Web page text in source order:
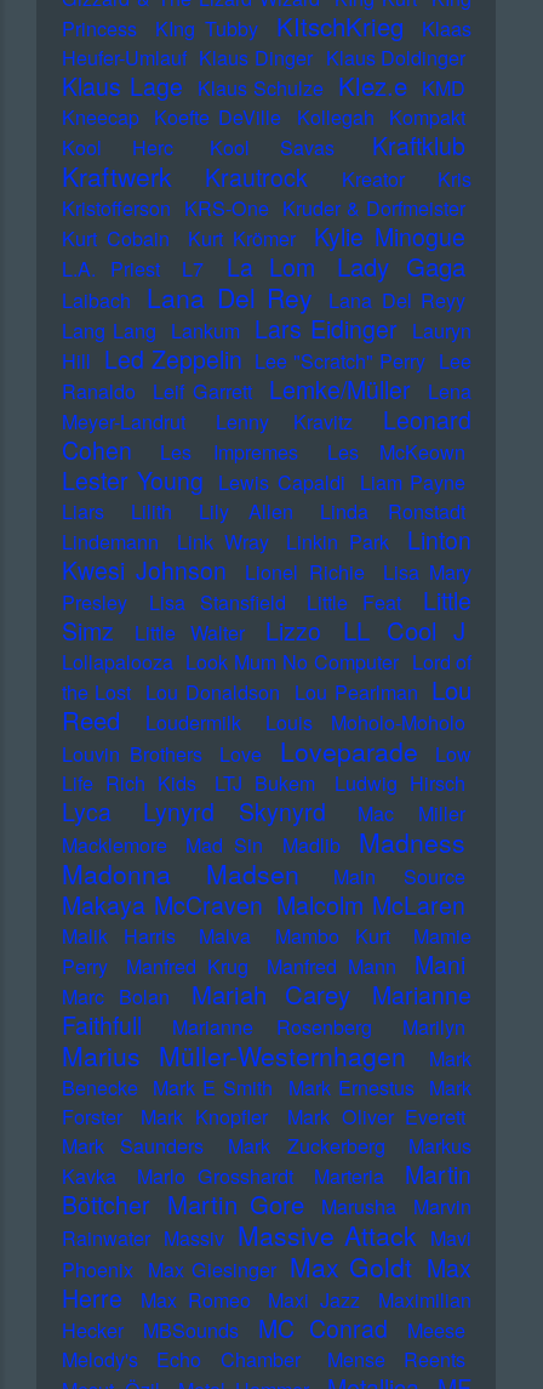
Princess
KIng Tubby KItschKrieg
Klaas
Heufer-Umlauf Klaus Dinger Klaus Doldinger
Klaus Lage Klaus Schulze Klez.e KMD
Kneecap Koefte DeVille Kollegah Kompakt
Kool Herc
Kool Savas Kraftklub
Kraftwerk Krautrock Kreator
Kris
Kristofferson KRS-One Kruder & Dorfmeister
Kurt Cobain
Kurt Krömer Kylie Minogue
L.A. Priest L7 La Lom Lady Gaga
Laibach Lana Del Rey
Lana Del Reyy
Lang Lang Lankum Lars Eidinger Lauryn
Hill Led Zeppelin Lee "Scratch" Perry Lee
Ranaldo
Leif Garrett Lemke/Müller
Lena
Meyer-Landrut
Lenny Kravitz
Leonard
Cohen
Les Impremes Les McKeown
Lester Young Lewis Capaldi Liam Payne
Liars
Lilith Lily Allen
Linda Ronstadt
Lindemann
Link Wray Linkin Park
Linton
Kwesi Johnson
Lionel Richie
Lisa Mary
Presley
Lisa Stansfield Little Feat
Little
Simz
Little Walter Lizzo LL Cool J
Lollapalooza Look Mum No Computer Lord of
the Lost Lou Donaldson Lou Pearlman Lou
Reed
Loudermilk
Louis Moholo-Moholo
Louvin Brothers
Love Loveparade
Low
Life Rich Kids
LTJ Bukem Ludwig Hirsch
Lyca Lynyrd Skynyrd
Mac Miller
Macklemore
Mad Sin Madlib
Madness
Madonna
Madsen Main Source
Makaya McCraven Malcolm McLaren
Malik Harris Malva Mambo Kurt
Mamie
Perry
Manfred Krug Manfred Mann Mani
Marc Bolan Mariah Carey
Marianne
Faithfull
Marianne Rosenberg Marilyn
Marius Müller-Westernhagen
Mark
Benecke Mark E Smith Mark Ernestus Mark
Forster
Mark Knopfler
Mark Oliver Everett
Mark Saunders
Mark Zuckerberg
Markus
Kavka
Marlo Grosshardt Marteria
Martin
Böttcher Martin Gore Marusha
Marvin
Rainwater Massiv Massive Attack Mavi
Phoenix Max Giesinger Max Goldt Max
Herre
Max Romeo Maxi Jazz
Maximilian
Hecker
MBSounds MC Conrad
Meese
Melody's Echo Chamber
Mense Reents